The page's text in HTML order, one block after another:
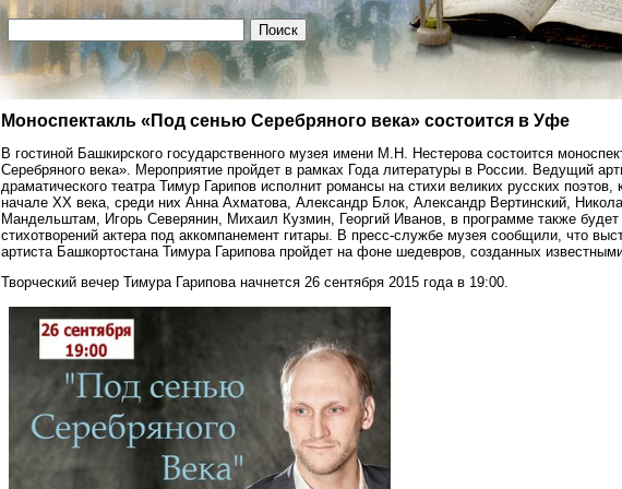
Моноспектакль «Под сенью Серебряного века» состоится в Уфе
В гостиной Башкирского государственного музея имени М.Н. Нестерова состоится
Серебряного века». Мероприятие пройдет в рамках Года литературы в России. Ведущий
драматического театра Тимур Гарипов исполнит романсы на стихи великих русских
начале XX века, среди них Анна Ахматова, Александр Блок, Александр Вертинский,
Мандельштам, Игорь Северянин, Михаил Кузмин, Георгий Иванов, в программе также
стихотворений актера под аккомпанемент гитары. В пресс-службе музея сообщили, что
артиста Башкортостана Тимура Гарипова пройдет на фоне шедевров, созданных
Творческий вечер Тимура Гарипова начнется 26 сентября 2015 года в 19:00.